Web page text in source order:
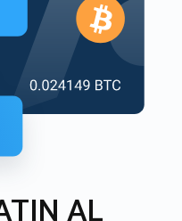
AL